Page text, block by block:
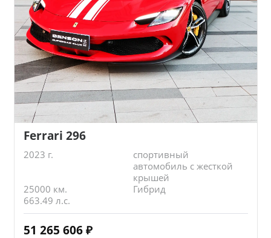
Ferrari 296
2023 г.
спортивный
автомобиль с жесткой
крышей
25000 км.
Гибрид
663.49 л.с.
51 265 606 ₽